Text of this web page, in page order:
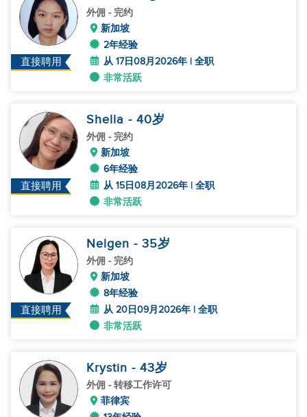
直接聘用
外佣 - 完约
新加坡
2年经验
从 17日08月2026年 | 全职
非常活跃
直接聘用
Shella - 40岁
外佣 - 完约
新加坡
6年经验
从 15日08月2026年 | 全职
非常活跃
直接聘用
Nelgen - 35岁
外佣 - 完约
新加坡
8年经验
从 20日09月2026年 | 全职
非常活跃
Krystin - 43岁
外佣 - 转移工作许可
菲律宾